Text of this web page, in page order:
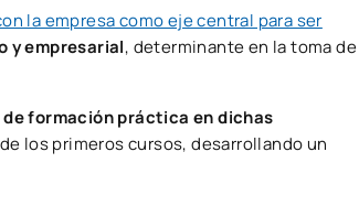
la empresa como eje central para ser
y empresarial, determinante en la toma de
de formación práctica en dichas
los primeros cursos, desarrollando un